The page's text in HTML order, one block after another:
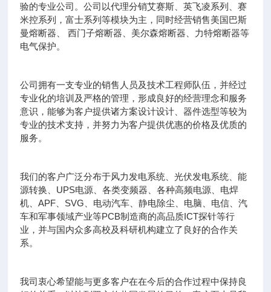
验的专业公司。公司以代理分销艾赛斯、英飞凌系列、赛
米控系列，富士系列等模块为主，同时经营销售美国巴斯
曼熔断器、 西门子熔断器、美尔森熔断器、力特熔断器等
电气保护。
公司拥有一支专业的销售人员及技术工程师队伍，并经过
专业化的培训及严格的管理，形成良好的经营理念和服务
意识，能够为客户提供诸方案设计设计、器件选型等较为
专业的技术支持，并努力为客户提供优惠的价格及优质的
服务。
我们的客户广泛分布于风力发电系统、光伏发电系统、能
源转换、UPS电源、各类变频器、各种高频电源、电焊
机、APF、SVG、电动汽车、静电除尘、电脑、电信、汽
车和军事领域产业等PCB制造商的高品质ICT探针等行
业，并与国内众多高校及科研机构建立了良好的合作关
系。
我司衷心希望能与更多客户在在今后的合作过程中保持良